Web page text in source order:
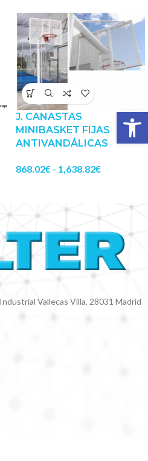
J. CANASTAS
MINIBASKET FIJAS
ANTIVANDÁLICAS
868.02€ - 1,638.82€
Vallecas Villa, 28031 Madrid
Abrir